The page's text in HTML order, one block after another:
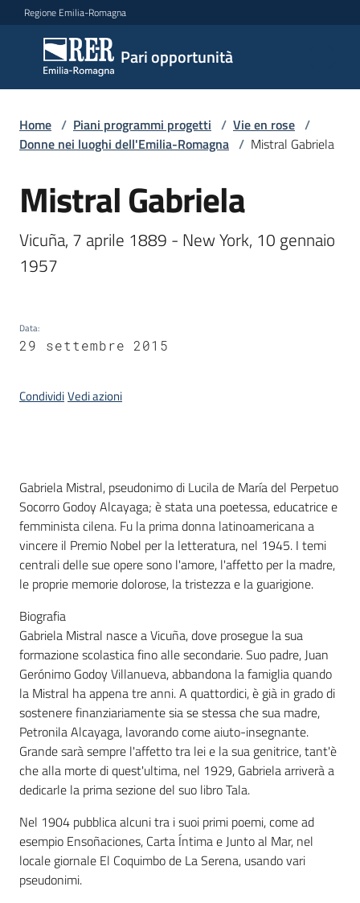
Vai al contenuto
Vai alla navigazione
Vai al footer
Regione Emilia-Romagna
Pari opportunità
Pari
opportunità
Argomenti
Novità
Servizi
Atti
Bandi
Piani
Seguici
su
Home / Piani programmi progetti / Vie en rose /
Donne nei luoghi dell'Emilia-Romagna / Mistral Gabriela
Salta al contenuto
Mistral Gabriela
Vicuña, 7 aprile 1889 - New York, 10 gennaio
1957
Data:
29 settembre 2015
CondividiVedi azioni
Introduzione
Gabriela Mistral, pseudonimo di Lucila de María del Perpetuo
Socorro Godoy Alcayaga; è stata una poetessa, educatrice e
femminista cilena. Fu la prima donna latinoamericana a
vincere il Premio Nobel per la letteratura, nel 1945. I temi
centrali delle sue opere sono l'amore, l'affetto per la madre,
le proprie memorie dolorose, la tristezza e la guarigione.
Biografia
Gabriela Mistral nasce a Vicuña, dove prosegue la sua
formazione scolastica fino alle secondarie. Suo padre, Juan
Gerónimo Godoy Villanueva, abbandona la famiglia quando
la Mistral ha appena tre anni. A quattordici, è già in grado di
sostenere finanziariamente sia se stessa che sua madre,
Petronila Alcayaga, lavorando come aiuto-insegnante.
Grande sarà sempre l'affetto tra lei e la sua genitrice, tant'è
che alla morte di quest'ultima, nel 1929, Gabriela arriverà a
dedicarle la prima sezione del suo libro Tala.
Nel 1904 pubblica alcuni tra i suoi primi poemi, come ad
esempio Ensoñaciones, Carta Íntima e Junto al Mar, nel
locale giornale El Coquimbo de La Serena, usando vari
pseudonimi.